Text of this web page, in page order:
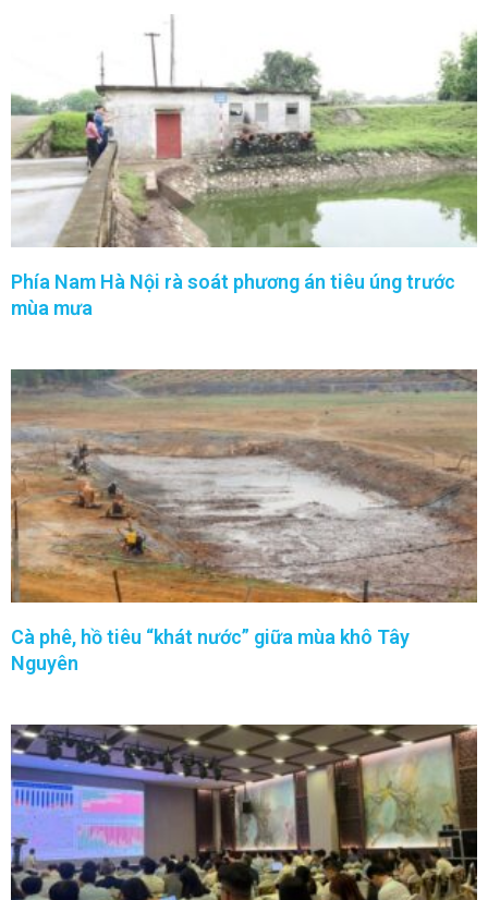
Phía Nam Hà Nội rà soát phương án tiêu úng trước
mùa mưa
Cà phê, hồ tiêu “khát nước” giữa mùa khô Tây
Nguyên